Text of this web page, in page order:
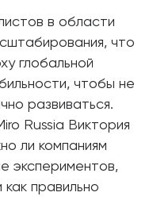
в области
что
глобальной
чтобы не
развиваться.
Russia Виктория
ли компаниям
экспериментов,
правильно